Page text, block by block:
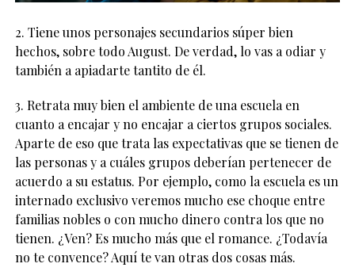
2. Tiene unos personajes secundarios súper bien
hechos, sobre todo August. De verdad, lo vas a odiar y
también a apiadarte tantito de él.
3. Retrata muy bien el ambiente de una escuela en
cuanto a encajar y no encajar a ciertos grupos sociales.
Aparte de eso que trata las expectativas que se tienen de
las personas y a cuáles grupos deberían pertenecer de
acuerdo a su estatus. Por ejemplo, como la escuela es un
internado exclusivo veremos mucho ese choque entre
familias nobles o con mucho dinero contra los que no
tienen. ¿Ven? Es mucho más que el romance. ¿Todavía
no te convence? Aquí te van otras dos cosas más.